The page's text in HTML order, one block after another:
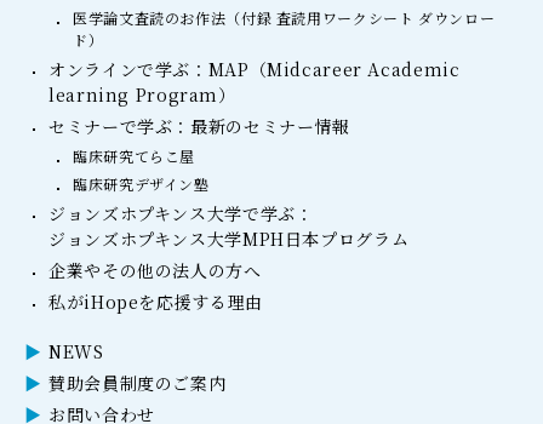
医学論文査読のお作法（付録 査読用ワークシート ダウンロー
ド）
オンラインで学ぶ：MAP（Midcareer Academic
learning Program）
セミナーで学ぶ：最新のセミナー情報
臨床研究てらこ屋
臨床研究デザイン塾
ジョンズホプキンス大学で学ぶ：
ジョンズホプキンス大学MPH日本プログラム
企業やその他の法人の方へ
私がiHopeを応援する理由
NEWS
賛助会員制度のご案内
お問い合わせ